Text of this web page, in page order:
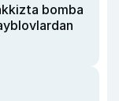
bomba